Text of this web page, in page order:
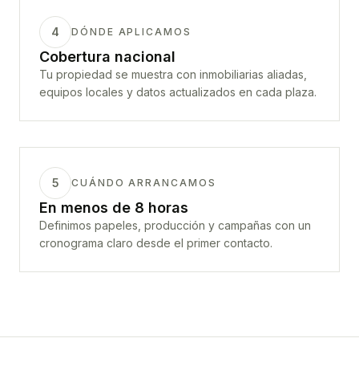
4 DÓNDE APLICAMOS
Cobertura nacional
Tu propiedad se muestra con inmobiliarias aliadas,
equipos locales y datos actualizados en cada plaza.
5 CUÁNDO ARRANCAMOS
En menos de 8 horas
Definimos papeles, producción y campañas con un
cronograma claro desde el primer contacto.